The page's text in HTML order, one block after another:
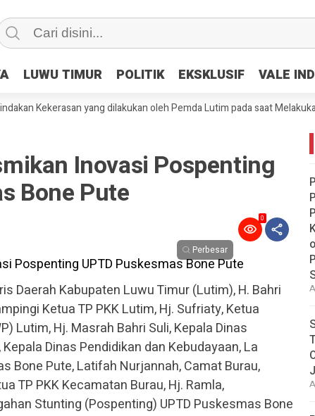
LUWU TIMUR POLITIK EKSKLUSIF VALE
LUWU TIMUR POLITIK EKSKLUSIF VALE
yang dilakukan oleh Pemda Lutim pada saat Melakukan
Inovasi Pospenting
Bone Pute
0
Perbesar
Daerah Kabupaten Luwu Timur (Lutim), H. Bahri
Ketua TP PKK Lutim, Hj. Sufriaty, Ketua
Lutim, Hj. Masrah Bahri Suli, Kepala Dinas
Dinas Pendidikan dan Kebudayaan, La
Bone Pute, Latifah Nurjannah, Camat Burau,
TP PKK Kecamatan Burau, Hj. Ramla,
Stunting (Pospenting) UPTD Puskesmas Bone